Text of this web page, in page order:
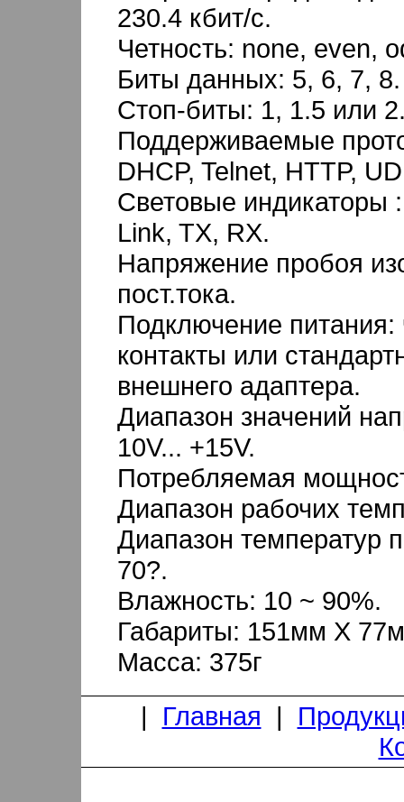
230.4 кбит/с.
Четность: none, even,
Биты данных: 5, 6, 7, 8.
Стоп-биты: 1, 1.5 или
Поддерживаемые
DHCP, Telnet, HTTP,
Cветовые индикаторы
Link, TX, RX.
Напряжение пробоя
пост.тока.
Подключение питания:
контакты или
внешнего адаптера.
Диапазон значений
10V... +15V.
Потребляемая
Диапазон рабочих
Диапазон температур
70?.
Влажность: 10 ~ 90%.
Габариты: 151мм X
Масса: 375г
| Главная |